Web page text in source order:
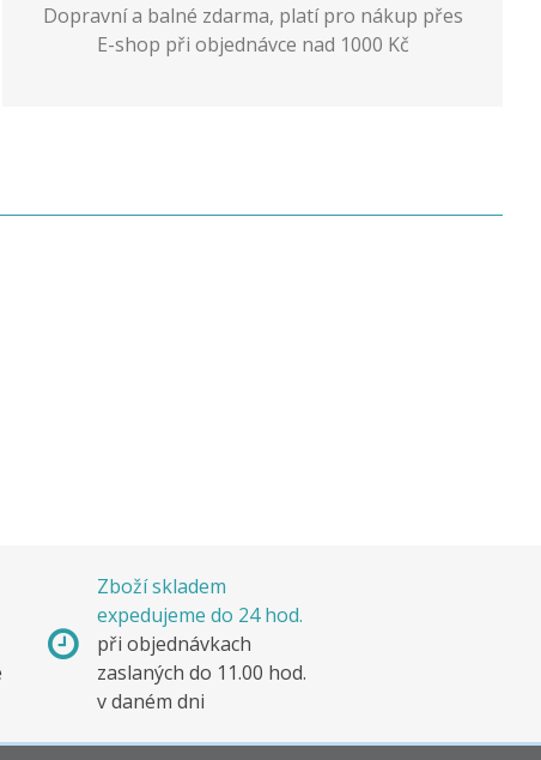
Dopravní a balné zdarma, platí pro nákup přes
E-shop při objednávce nad 1000 Kč
Zboží skladem
expedujeme do 24 hod.
při objednávkach
zaslaných do 11.00 hod.
v daném dni